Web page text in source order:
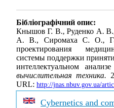
Бібліографічний опис:
Кнышов Г. В., Руденко А.
А. В., Сиромаха С. О.,
проектирования
системы поддержки
интеллектуальном
вычислительная техника.
URL: http://jnas.nbuv.gov.ua/
Cybernetics and